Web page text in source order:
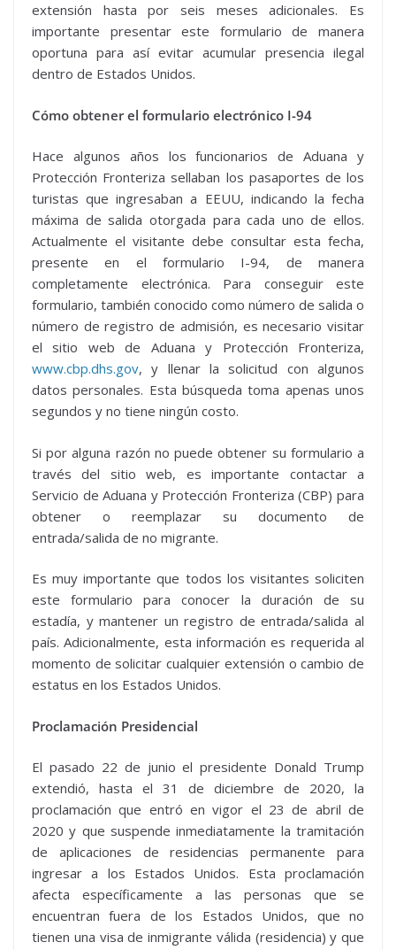
extensión hasta por seis meses adicionales. Es
importante presentar este formulario de manera
oportuna para así evitar acumular presencia ilegal
dentro de Estados Unidos.
Cómo obtener el formulario electrónico I-94
Hace algunos años los funcionarios de Aduana y
Protección Fronteriza sellaban los pasaportes de los
turistas que ingresaban a EEUU, indicando la fecha
máxima de salida otorgada para cada uno de ellos.
Actualmente el visitante debe consultar esta fecha,
presente en el formulario I-94, de manera
completamente electrónica. Para conseguir este
formulario, también conocido como número de salida o
número de registro de admisión, es necesario visitar
el sitio web de Aduana y Protección Fronteriza,
www.cbp.dhs.gov, y llenar la solicitud con algunos
datos personales. Esta búsqueda toma apenas unos
segundos y no tiene ningún costo.
Si por alguna razón no puede obtener su formulario a
través del sitio web, es importante contactar a
Servicio de Aduana y Protección Fronteriza (CBP) para
obtener o reemplazar su documento de
entrada/salida de no migrante.
Es muy importante que todos los visitantes soliciten
este formulario para conocer la duración de su
estadía, y mantener un registro de entrada/salida al
país. Adicionalmente, esta información es requerida al
momento de solicitar cualquier extensión o cambio de
estatus en los Estados Unidos.
Proclamación Presidencial
El pasado 22 de junio el presidente Donald Trump
extendió, hasta el 31 de diciembre de 2020, la
proclamación que entró en vigor el 23 de abril de
2020 y que suspende inmediatamente la tramitación
de aplicaciones de residencias permanente para
ingresar a los Estados Unidos. Esta proclamación
afecta específicamente a las personas que se
encuentran fuera de los Estados Unidos, que no
tienen una visa de inmigrante válida (residencia) y que